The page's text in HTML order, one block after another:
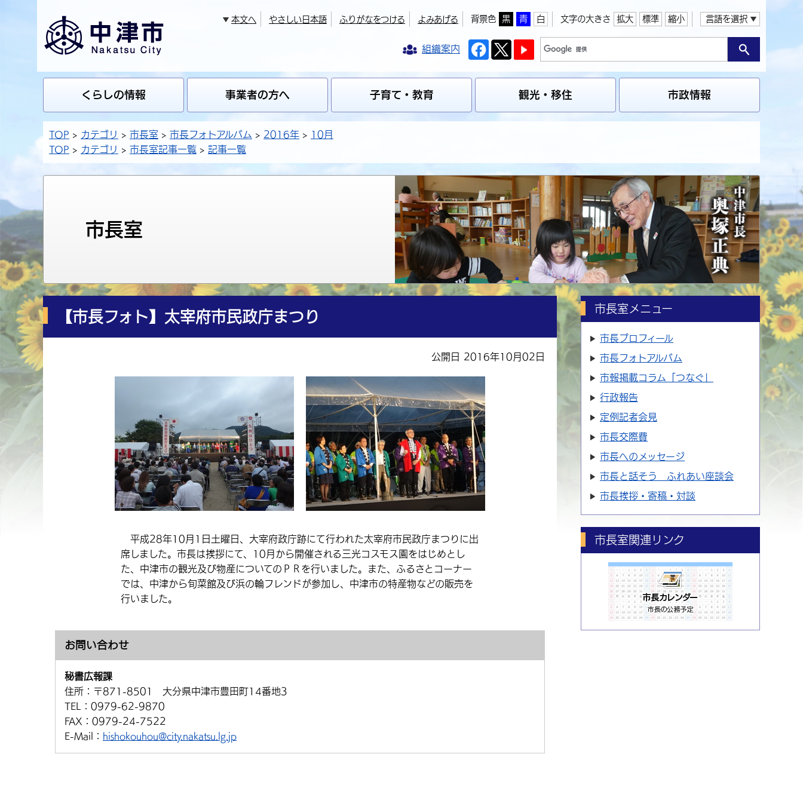
本文へ やさしい日本語 ふりがなをつける よみあげる 背景色 黒 青 白 文字の大きさ 拡大 標準 縮小 言語を選択
組織案内
くらしの情報 事業者の方へ 子育て・教育 観光・移住 市政情報
TOP カテゴリ 市長室 市長フォトアルバム 2016年
10月
TOP
カテゴリ 市長室記事一覧 記事一覧
市長室
【市長フォト】太宰府市民政庁まつり
公開日 2016年10月02日
平成28年10月1日土曜日、大宰府政庁跡にて行われた太宰府市民政庁まつりに出
席しました。市長は挨拶にて、10月から開催される三光コスモス園をはじめとし
た、中津市の観光及び物産についてのＰＲを行いました。また、ふるさとコーナー
では、中津から旬菜館及び浜の輪フレンドが参加し、中津市の特産物などの販売を
行いました。
お問い合わせ
秘書広報課
住所： 〒871-8501 大分県中津市豊田町14番地3
TEL： 0979-62-9870
FAX： 0979-24-7522
E-Mail： hishokouhou@city.nakatsu.lg.jp
市長室メニュー
市長プロフィール
市長フォトアルバム
市報掲載コラム「つなぐ」
行政報告
定例記者会見
市長交際費
市長へのメッセージ
市長と話そう ふれあい座談会
市長挨拶・寄稿・対談
市長室関連リンク